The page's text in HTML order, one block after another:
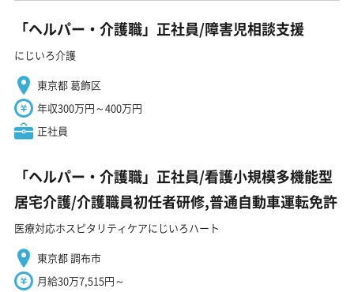
「ヘルパー・介護職」正社員/障害児相談支援
にじいろ介護
東京都 葛飾区
年収300万円～400万円
正社員
「ヘルパー・介護職」正社員/看護小規模多機能型
居宅介護/介護職員初任者研修,普通自動車運転免許
医療対応ホスピタリティケアにじいろハート
東京都 調布市
月給30万7,515円～